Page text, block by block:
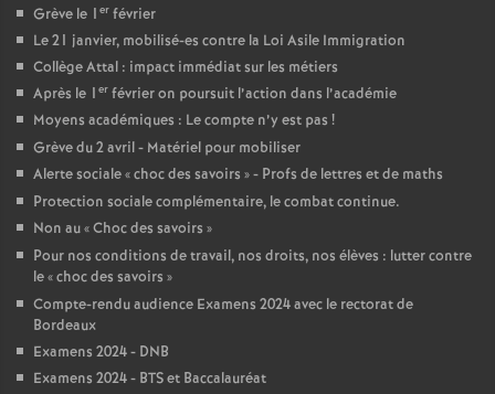
o
n
d
d
e
Grève le 1 er février
Le 21 janvier, mobilisé-es contre la Loi Asile Immigration
Collège Attal : impact immédiat sur les métiers
Après le 1 er février on poursuit l’action dans l’académie
Moyens académiques : Le compte n’y est pas !
Grève du 2 avril - Matériel pour mobiliser
Alerte sociale «choc des savoirs » - Profs de lettres et de maths
Protection sociale complémentaire, le combat continue.
Non au «Choc des savoirs »
Pour nos conditions de travail, nos droits, nos élèves : lutter contre
le «choc des savoirs »
Compte-rendu audience Examens 2024 avec le rectorat de
Bordeaux
Examens 2024 - DNB
Examens 2024 - BTS et Baccalauréat